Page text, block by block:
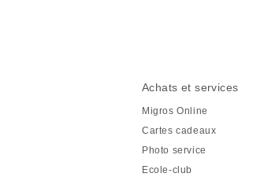
Achats et services
Migros Online
Cartes cadeaux
Photo service
Ecole-club